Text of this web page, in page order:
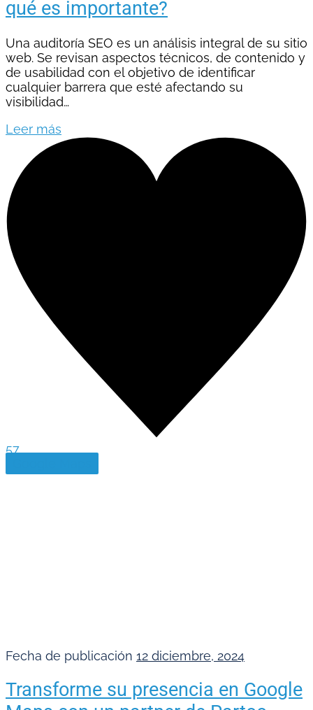
qué es importante?
Una auditoría SEO es un análisis integral de su sitio
web. Se revisan aspectos técnicos, de contenido y
de usabilidad con el objetivo de identificar
cualquier barrera que esté afectando su
visibilidad…
Leer más
57
Fecha de publicación 12 diciembre, 2024
Transforme su presencia en Google